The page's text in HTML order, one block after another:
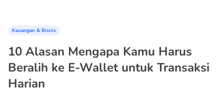
Keuangan & Bisnis
10 Alasan Mengapa Kamu Harus
Beralih ke E-Wallet untuk Transaksi
Harian